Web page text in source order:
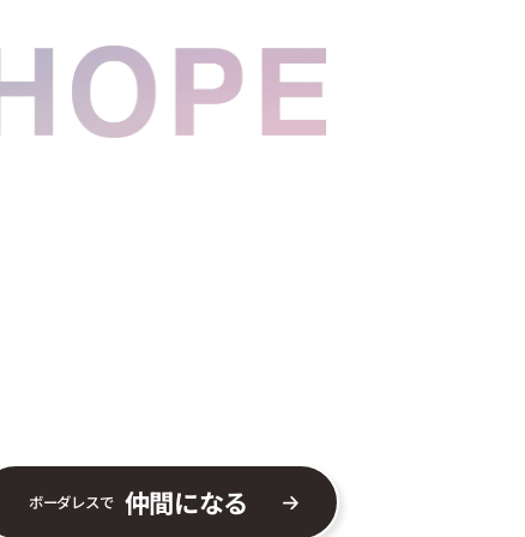
ボーダレスで 仲間になる